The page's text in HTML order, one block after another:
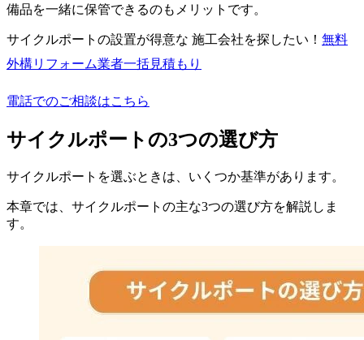
備品を一緒に保管できるのもメリットです。
サイクルポートの設置が得意な 施工会社を探したい！ 無料
外構リフォーム業者一括見積もり
電話でのご相談はこちら
サイクルポートの3つの選び方
サイクルポートを選ぶときは、いくつか基準があります。
本章では、サイクルポートの主な3つの選び方を解説しま
す。